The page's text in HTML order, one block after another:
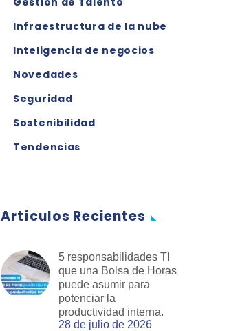
Infraestructura de la nube
Inteligencia de negocios
Novedades
Seguridad
Sostenibilidad
Tendencias
Artículos Recientes
5 responsabilidades TI
que una Bolsa de Horas
puede asumir para
potenciar la
productividad interna.
28 de julio de 2026